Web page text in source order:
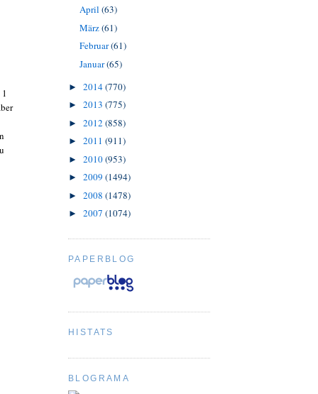
April (63)
März(61)
Februar(61)
Januar(65)
► 2014(770)
► 2013 (775)
► 2012 (858)
► 2011 (911)
► 2010(953)
► 2009 (1494)
► 2008 (1478)
► 2007 (1074)
PAPERBLOG
HISTATS
BLOGRAMA